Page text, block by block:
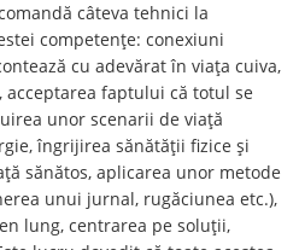
câteva tehnici la
competențe: conexiuni
cu adevărat în viața cuiva,
faptului că totul se
unor scenarii de viață
îngrijirea sănătății fizice și
sănătos, aplicarea unor metode
unui jurnal, rugăciunea etc.),
lung, centrarea pe soluții,